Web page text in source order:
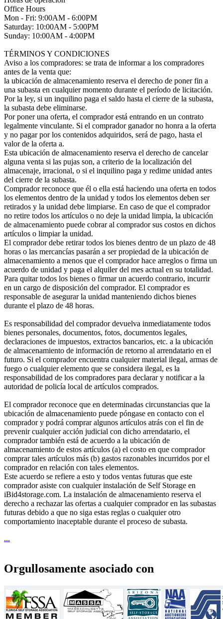
Office Hours
Mon - Fri: 9:00AM - 6:00PM
Saturday: 10:00AM - 5:00PM
Sunday: 10:00AM - 4:00PM
TÉRMINOS Y CONDICIONES
Aviso a los compradores: se trata de informar a los compradores
antes de la venta que:
la ubicación de almacenamiento reserva el derecho de poner fin a
una subasta en cualquier momento durante el período de licitación.
Por la ley, si un inquilino paga el saldo hasta el cierre de la subasta,
la subasta debe eliminarse.
Por poner una oferta, el comprador está entrando en un contrato
legalmente vinculante. Si el comprador ganador no honra a la oferta
y no pagar por los contenidos adquiridos, será de pago, hasta el
valor de la oferta a.
Esta ubicación de almacenamiento reserva el derecho de cancelar
alguna venta si las pujas son, a criterio de la localización del
almacenaje, irracional, o si el inquilino paga y redime unidad antes
del cierre de la subasta.
Comprador reconoce que él o ella está haciendo una oferta en todos
los elementos dentro de la unidad y todos los elementos deben ser
retirados y la unidad debe limpiarse. En caso de que el comprador
no retire todos los artículos o no deje la unidad limpia, la ubicación
de almacenamiento puede cobrar al comprador sus costos en dichos
artículos o limpiar la unidad.
El comprador debe retirar todos los bienes dentro de un plazo de 48
horas o las mercancías pasarán a ser propiedad de la ubicación de
almacenamiento a menos que el comprador hace arreglos o firma un
acuerdo de unidad y paga el alquiler del mes actual en su totalidad.
Para quitar todos los bienes o firmar un acuerdo contrario, incurrir
en un cargo de disposición del comprador. El comprador es
responsable de asegurar la unidad manteniendo dichos bienes
durante el plazo de 48 horas.
Es responsabilidad del comprador devuelva inmediatamente todos
bienes personales, documentos, fotos, documentos legales,
declaraciones de impuestos, extractos bancarios, etc. a la ubicación
de almacenamiento de información de retorno al arrendatario en el
futuro. Si el comprador encuentra cualquier material ilegal, armas de
fuego o cualquier elemento que se considera ilegal, es la
responsabilidad de los compradores para declarar y notificar a la
autoridad de policía local de artículos comprados.
El comprador reconoce que en determinadas circunstancias que la
ubicación de almacenamiento puede póngase en contacto con el
comprador y podrá comprar algunos artículos atrás con el fin de
prevenir cualquier acción judicial con dicho arrendatario, el
comprador también está de acuerdo a la ubicación de
almacenamiento de estos artículos (a) el costo en que comprador
comprar tales artículos más (b) gastos razonables incurridos por el
comprador en relación con tales elementos.
Este acuerdo se refiere a esto y todos ventas futuras que este
comprador asiste con cualquier instalación de Self Storage en
iBid4storage.com. La instalación de almacenamiento reserva el
derecho a rechazar las ofertas a cualquier comprador en las subastas
futuras debido a que no siga estas reglas o cualquier otro
comportamiento inaceptable durante el proceso de subasta.
...
Orgullosamente asociado con